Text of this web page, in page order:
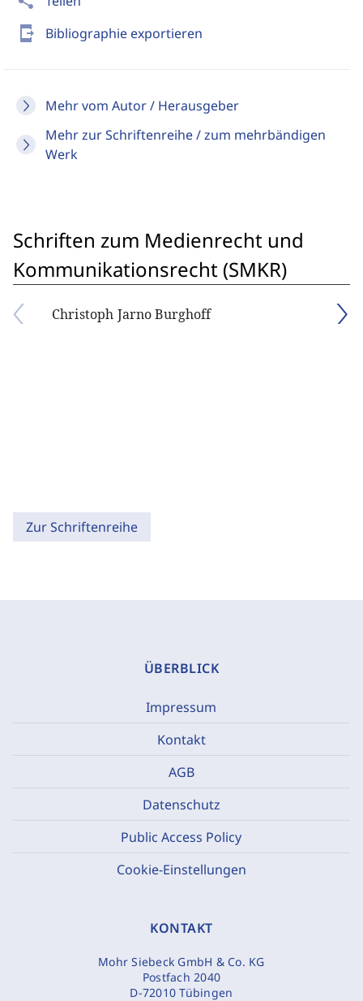
send_to_mobile Bibliographie exportieren
Mehr vom Autor / Herausgeber
Mehr zur Schriftenreihe / zum mehrbändigen
Werk
Schriften zum Medienrecht und
Kommunikationsrecht (SMKR)
Christoph Jarno Burghoff
Zur Schriftenreihe
ÜBERBLICK
Impressum
Kontakt
AGB
Datenschutz
Public Access Policy
Cookie-Einstellungen
KONTAKT
Mohr Siebeck GmbH & Co. KG
Postfach 2040
D-72010 Tübingen